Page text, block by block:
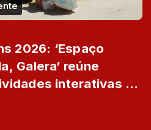
2026: ‘Espaço
Galera’ reúne
interativas e